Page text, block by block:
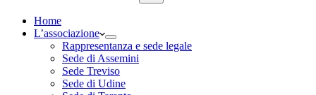
risultatoHome
L’associazione
Rappresentanza e sede legale
Sede di Assemini
Sede Treviso
Sede di Udine